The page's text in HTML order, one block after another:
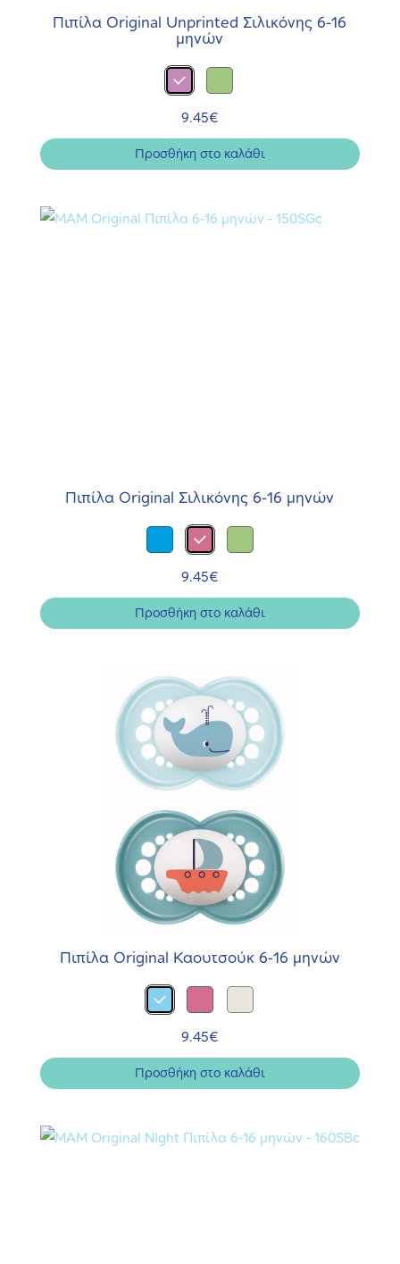
Πιπίλα Original Unprinted Σιλικόνης 6-16
μηνών
9.45€
Προσθήκη στο καλάθι
Πιπίλα Original Σιλικόνης 6-16 μηνών
9.45€
Προσθήκη στο καλάθι
Πιπίλα Original Καουτσούκ 6-16 μηνών
9.45€
Προσθήκη στο καλάθι